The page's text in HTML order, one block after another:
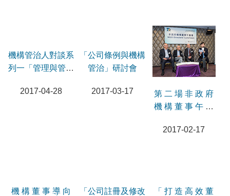
機構管治人對談系
列一「管理與管治
共進」
2017-04-28
「公司條例與機構
管治」研討會
2017-03-17
第 二 場 非 政 府
機 構 董 事 午 餐
2017-02-17
機 構 董 事 導 向
「公司註冊及修改
「 打 造 高 效 董